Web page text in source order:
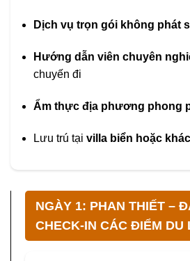
Dịch vụ trọn gói không phát
Hướng dẫn viên chuyên
chuyến đi
Ẩm thực địa phương phong
Lưu trú tại villa biển hoặc
NGÀY 1: PHAN THIẾT –
CHECK-IN CÁC ĐIỂM DU